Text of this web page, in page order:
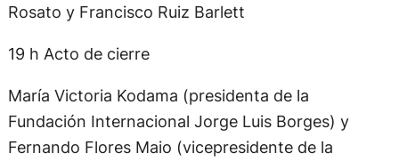
Rosato y Francisco Ruiz Barlett
19 h Acto de cierre
María Victoria Kodama (presidenta de la
Fundación Internacional Jorge Luis Borges) y
Fernando Flores Maio (vicepresidente de la